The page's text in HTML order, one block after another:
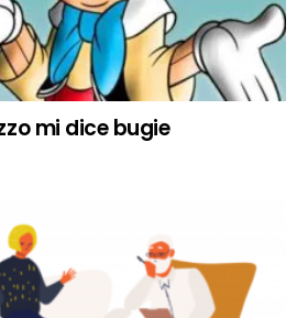
mi dice bugie